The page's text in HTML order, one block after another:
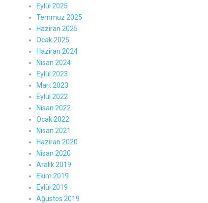
Eylül 2025
Temmuz 2025
Haziran 2025
Ocak 2025
Haziran 2024
Nisan 2024
Eylül 2023
Mart 2023
Eylül 2022
Nisan 2022
Ocak 2022
Nisan 2021
Haziran 2020
Nisan 2020
Aralık 2019
Ekim 2019
Eylül 2019
Ağustos 2019